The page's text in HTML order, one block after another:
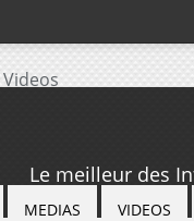
Le meilleur des
MEDIAS VIDEOS